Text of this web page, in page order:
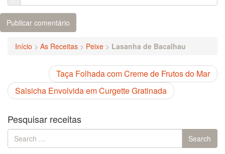
Início > As Receitas > Peixe > Lasanha de Bacalhau
Taça Folhada com Creme de Frutos do Mar
Salsicha Envolvida em Curgette Gratinada
Pesquisar receitas
Search
for:
Search